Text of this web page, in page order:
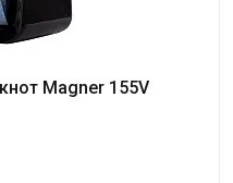
Magner 155V